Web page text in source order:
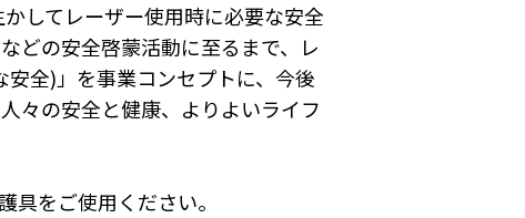
してレーザー使用時に必要な安全
どの安全啓蒙活動に至るまで、レ
全)」を事業コンセプトに、今後
々の安全と健康、よりよいライフ
をご使用ください。